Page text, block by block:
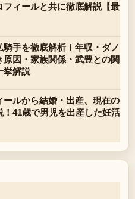
フィールと共に徹底解説【最
騎手を徹底解析！年収・ダノ
原因・家族関係・武豊との関
挙解説
ールから結婚・出産、現在の
！41歳で男児を出産した妊活